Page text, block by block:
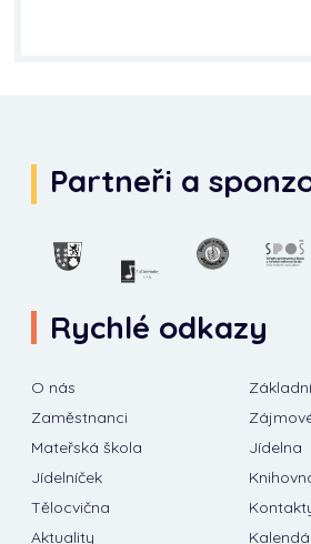
Partneři a
Rychlé odkazy
O nás
Zaměstnanci
Mateřská škola
Jídelna
Jídelníček
Tělocvična
Aktuality